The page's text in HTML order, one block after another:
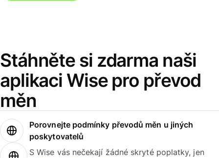
Stáhněte si zdarma naši
aplikaci Wise pro převod
měn
Porovnejte podmínky převodů měn u jiných
poskytovatelů
S Wise vás nečekají žádné skryté poplatky, jen